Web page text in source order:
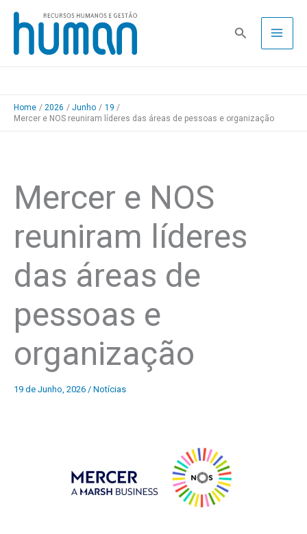
Skip
content
Pesquisa
Home 2026 Junho
19
Mercer e NOS reuniram líderes das áreas de pessoas e organização
Mercer e NOS
reuniram líderes
das áreas de
pessoas e
organização
19 de Junho, 2026 / Notícias